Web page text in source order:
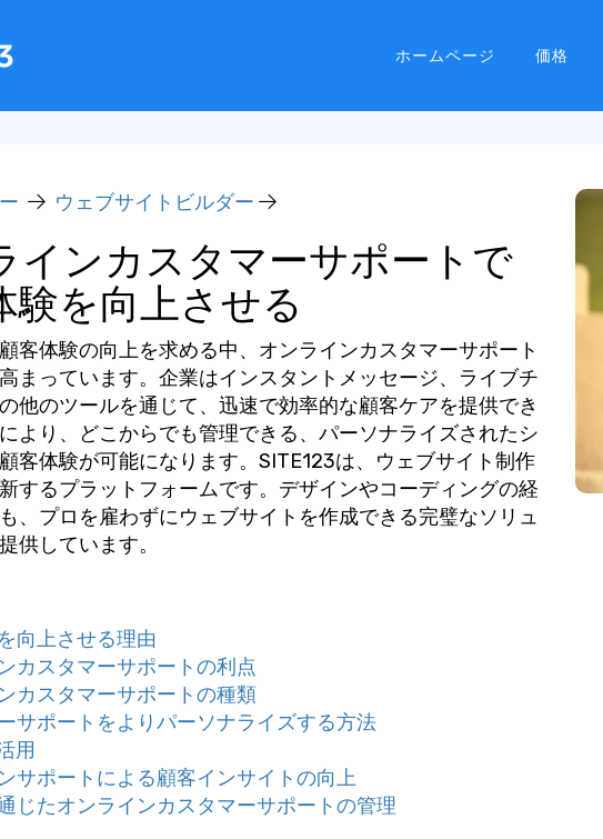
ホームページ 価格
ウェブサイトビルダー
インカスタマーサポートで
験を向上させる
客体験の向上を求める中、オンラインカスタマーサポート
まっています。企業はインスタントメッセージ、ライブチ
他のツールを通じて、迅速で効率的な顧客ケアを提供でき
より、どこからでも管理できる、パーソナライズされたシ
客体験が可能になります。SITE123は、ウェブサイト制作
するプラットフォームです。デザインやコーディングの経
、プロを雇わずにウェブサイトを作成できる完璧なソリュ
供しています。
向上させる理由
カスタマーサポートの利点
カスタマーサポートの種類
サポートをよりパーソナライズする方法
用
サポートによる顧客インサイトの向上
じたオンラインカスタマーサポートの管理